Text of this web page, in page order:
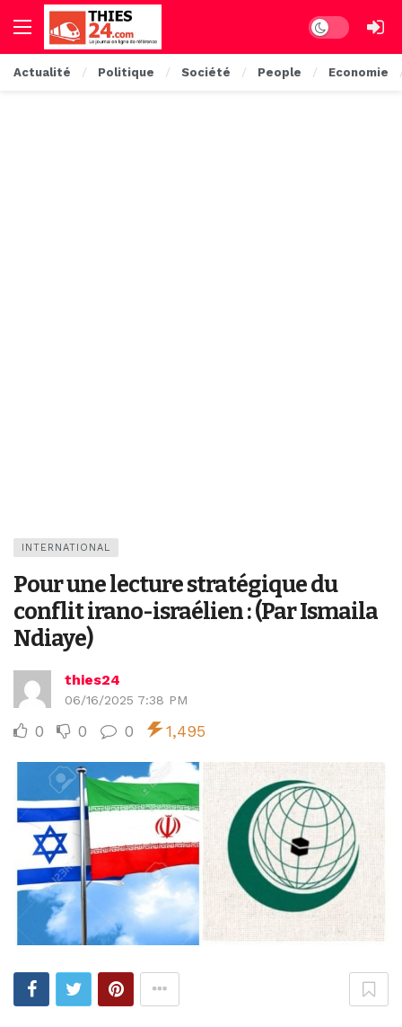
Dark mode
Actualité Politique Société People Economie
INTERNATIONAL
Pour une lecture stratégique du
conflit irano-israélien : (Par Ismaila
Ndiaye)
thies24
06/16/2025 7:38 PM
0 0 0 1,495